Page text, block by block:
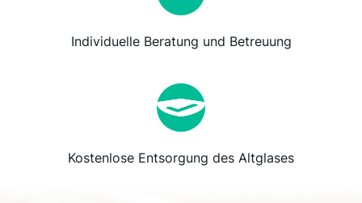
Individuelle Beratung und Betreuung
Kostenlose Entsorgung des Altglases